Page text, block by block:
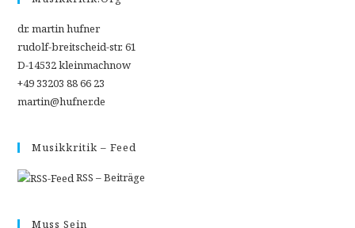
dr. martin hufner
rudolf-breitscheid-str. 61
D-14532 kleinmachnow
+49 33203 88 66 23
martin@hufner.de
Musikkritik – Feed
RSS – Beiträge
Muss Sein